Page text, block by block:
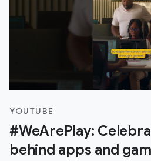
YOUTUBE
#WeArePlay:
behind apps and